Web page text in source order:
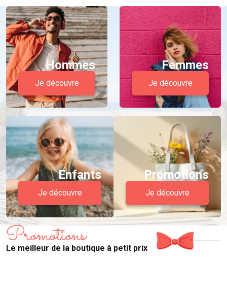
Hommes
Je découvre
Femmes
Je découvre
Enfants
Je découvre
Promotions
Je découvre
Promotions
Le meilleur de la boutique à petit prix